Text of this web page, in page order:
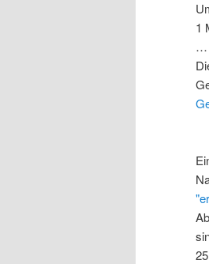
1
…